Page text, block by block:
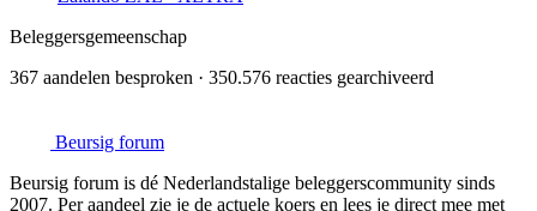
Beleggersgemeenschap
367 aandelen besproken · 350.576 reacties gearchiveerd
Beursig forum
Beursig forum is dé Nederlandstalige beleggerscommunity sinds
2007. Per aandeel zie je de actuele koers en lees je direct mee met